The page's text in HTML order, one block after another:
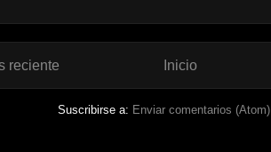
reciente Inicio
Suscribirse a: Enviar comentarios (Atom)